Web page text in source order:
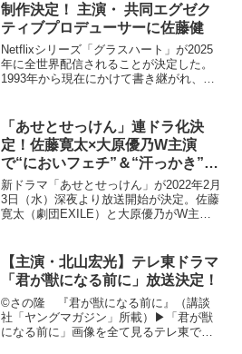
制作決定！ 主演・ 共同エグゼク
ティブプロデューサーに佐藤健
Netflixシリーズ「グラスハート」が2025
年に全世界配信されることが決定した。
1993年から現在にかけて書き継がれ、不
化！所属していたバンドを理不尽な理由
でクビに...
「あせとせっけん」連ドラ化決
定！佐藤寛太×大原優乃W主演
で“においフェチ”＆“汗っかき”の
純愛
新ドラマ「あせとせっけん」が2022年2月
3日（水）深夜より放送開始が決定。佐藤
寛太（劇団EXILE）と大原優乃がW主演
載を開始し、「第2回電子書籍で読みたい
マンガ...
【主演・北山宏光】テレ東ドラマ
「君が獣になる前に」放送決定！
©さの隆 『君が獣になる前に』（講談
社「ヤングマガジン」所載）▶︎「君が獣
になる前に」画像を全て見るテレ東で